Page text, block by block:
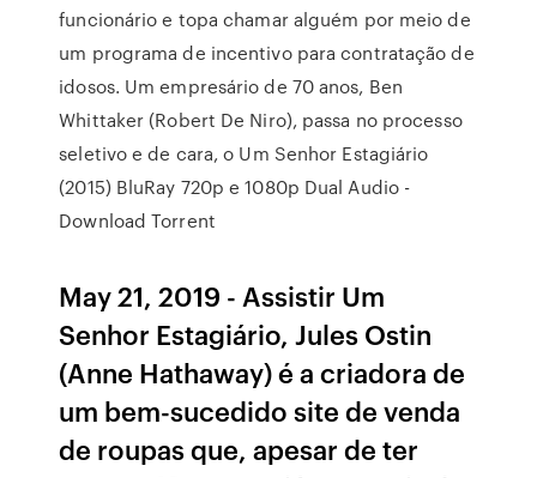
funcionário e topa chamar alguém por meio de
um programa de incentivo para contratação de
idosos. Um empresário de 70 anos, Ben
Whittaker (Robert De Niro), passa no processo
seletivo e de cara, o Um Senhor Estagiário
(2015) BluRay 720p e 1080p Dual Audio -
Download Torrent
May 21, 2019 - Assistir Um
Senhor Estagiário, Jules Ostin
(Anne Hathaway) é a criadora de
um bem-sucedido site de venda
de roupas que, apesar de ter